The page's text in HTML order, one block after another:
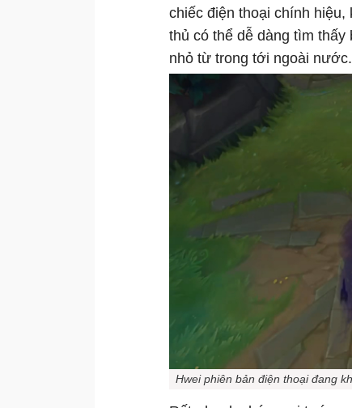
chiếc điện thoại chính
thủ có thể dễ dàng tìm
nhỏ từ trong tới ngoài nước.
Hwei phiên bản điện thoại đang